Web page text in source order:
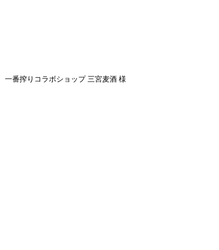
一番搾りコラボショップ 三宮麦酒 様